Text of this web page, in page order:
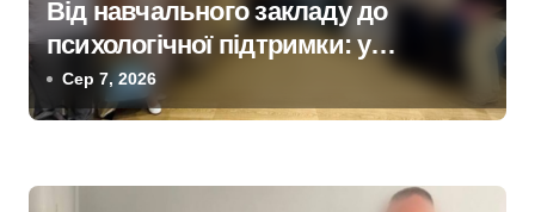
Від навчального закладу до
психологічної підтримки: у
Київській області з’явиться
унікальний маршрут для молоді
Сер 7, 2026